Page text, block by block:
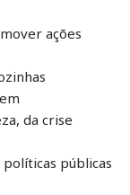
ações
da crise
públicas